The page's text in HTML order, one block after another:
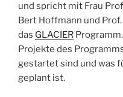
und spricht mit Frau
Bert Hoffmann und
das GLACIER
Projekte des
gestartet sind und was
geplant ist.